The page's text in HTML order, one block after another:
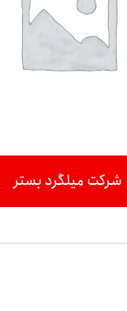
شرکت میلگرد بستر